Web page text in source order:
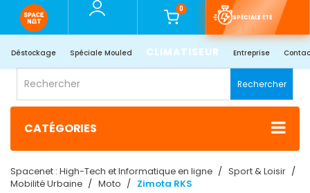
0
SPÉCIALE ÉTÉ
Déstockage Spéciale Mouled CLIMATISEUR Entreprise
Rechercher
CATÉGORIES
Spacenet : High-Tech et Informatique en ligne
Sport & Loisir
Mobilité Urbaine
Moto Zimota RKS